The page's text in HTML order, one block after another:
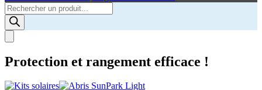
Products
search
Protection et rangement efficace !